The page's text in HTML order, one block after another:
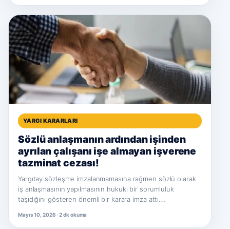
YARGI KARARLARI
Sözlü anlaşmanın ardından işinden
ayrılan çalışanı işe almayan işverene
tazminat cezası!
Yargıtay sözleşme imzalanmamasına rağmen sözlü olarak
iş anlaşmasının yapılmasının hukuki bir sorumluluk
taşıdığını gösteren önemli bir karara imza attı.…
Mayıs 10, 2026 · 2 dk okuma